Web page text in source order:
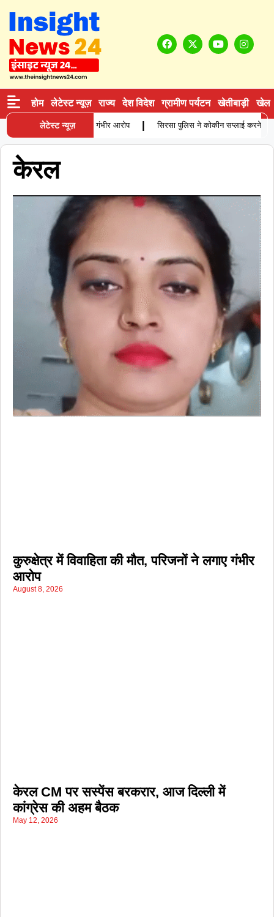
होम लेटेस्ट न्यूज़ राज्य देश विदेश ग्रामीण पर्यटन खेतीबाड़ी खेल
लेटेस्ट न्यूज़
की मौत, परिजनों ने लगाए गंभीर आरोप सिरसा पुलिस ने कोकीन सप्लाई करने वाले
केरल
कुरुक्षेत्र में विवाहिता की मौत, परिजनों ने लगाए गंभीर
आरोप
August 8, 2026
केरल CM पर सस्पेंस बरकरार, आज दिल्ली में
कांग्रेस की अहम बैठक
May 12, 2026